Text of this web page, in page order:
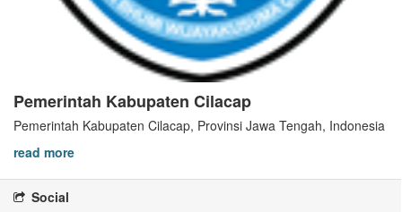
Pemerintah Kabupaten Cilacap
Pemerintah Kabupaten Cilacap, Provinsi Jawa Tengah, Indonesia
read more
Social